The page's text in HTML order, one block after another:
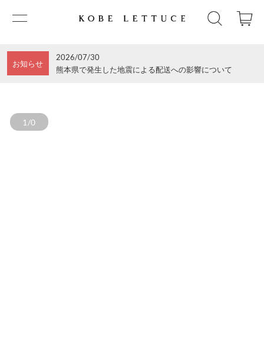
お知らせ
2026/07/30
熊本県で発生した地震による配送への影響について
1/0